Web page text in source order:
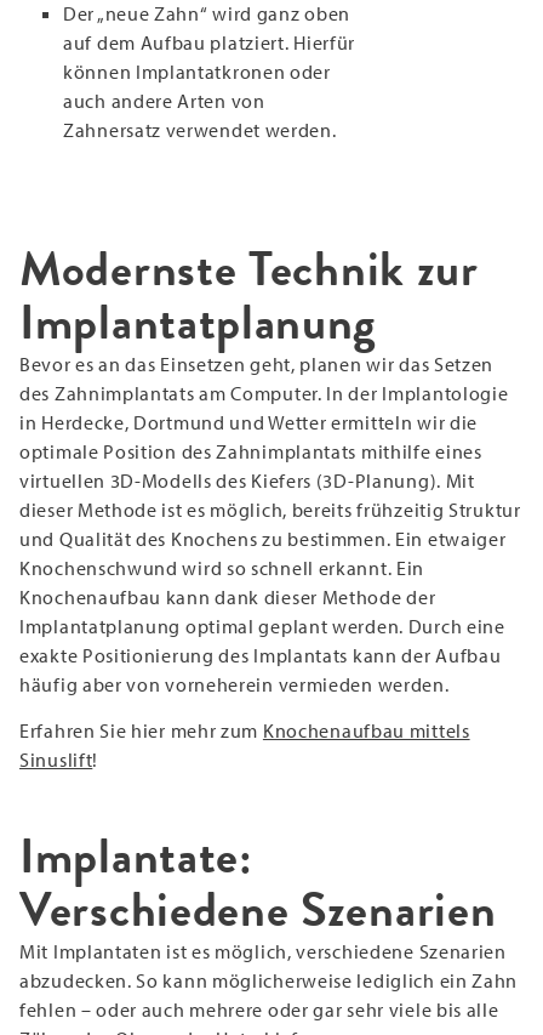
Der „neue Zahn“ wird ganz oben
auf dem Aufbau platziert. Hierfür
können Implantatkronen oder
auch andere Arten von
Zahnersatz verwendet werden.
Modernste Technik zur
Implantatplanung
Bevor es an das Einsetzen geht, planen wir das Setzen
des Zahnimplantats am Computer. In der Implantologie
in Herdecke, Dortmund und Wetter ermitteln wir die
optimale Position des Zahnimplantats mithilfe eines
virtuellen 3D-Modells des Kiefers (3D-Planung). Mit
dieser Methode ist es möglich, bereits frühzeitig Struktur
und Qualität des Knochens zu bestimmen. Ein etwaiger
Knochenschwund wird so schnell erkannt. Ein
Knochenaufbau kann dank dieser Methode der
Implantatplanung optimal geplant werden. Durch eine
exakte Positionierung des Implantats kann der Aufbau
häufig aber von vorneherein vermieden werden.
Erfahren Sie hier mehr zum Knochenaufbau mittels
Sinuslift!
Implantate:
Verschiedene Szenarien
Mit Implantaten ist es möglich, verschiedene Szenarien
abzudecken. So kann möglicherweise lediglich ein Zahn
fehlen – oder auch mehrere oder gar sehr viele bis alle